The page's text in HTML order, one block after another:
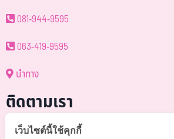
081-944-9595
063-419-9595
นำทาง
ติดตามเรา
@somchai-clinic (มี@)
เว็บไซต์นี้ใช้คุกกี้